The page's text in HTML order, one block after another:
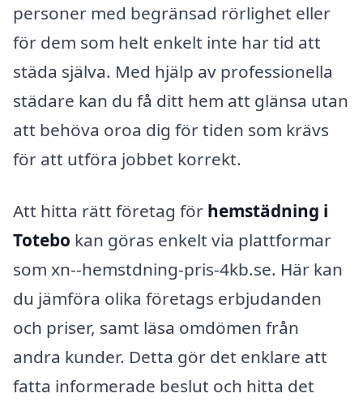
personer med begränsad rörlighet eller
för dem som helt enkelt inte har tid att
städa själva. Med hjälp av professionella
städare kan du få ditt hem att glänsa utan
att behöva oroa dig för tiden som krävs
för att utföra jobbet korrekt.
Att hitta rätt företag för hemstädning i
Totebo kan göras enkelt via plattformar
som xn--hemstdning-pris-4kb.se. Här kan
du jämföra olika företags erbjudanden
och priser, samt läsa omdömen från
andra kunder. Detta gör det enklare att
fatta informerade beslut och hitta det